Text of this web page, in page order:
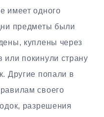
имеет одного
предметы были
куплены через
или покинули страну
Другие попали в
своего
разрешения